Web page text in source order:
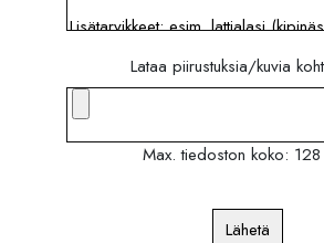
Lataa piirustuksia/kuvia
Max. tiedoston koko: 128
Lähetä